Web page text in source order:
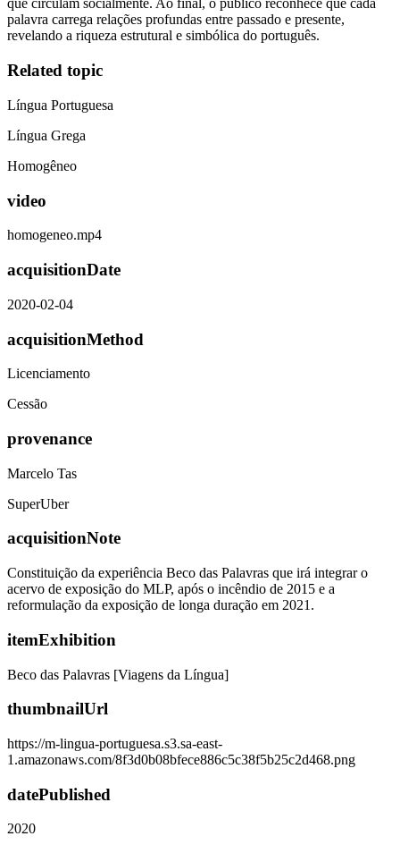
que circulam socialmente. Ao final, o público reconhece que cada
palavra carrega relações profundas entre passado e presente,
revelando a riqueza estrutural e simbólica do português.
Related topic
Língua Portuguesa
Língua Grega
Homogêneo
video
homogeneo.mp4
acquisitionDate
2020-02-04
acquisitionMethod
Licenciamento
Cessão
provenance
Marcelo Tas
SuperUber
acquisitionNote
Constituição da experiência Beco das Palavras que irá integrar o
acervo de exposição do MLP, após o incêndio de 2015 e a
reformulação da exposição de longa duração em 2021.
itemExhibition
Beco das Palavras [Viagens da Língua]
thumbnailUrl
https://m-lingua-portuguesa.s3.sa-east-
1.amazonaws.com/8f3d0b08bfece886c5c38f5b25c2d468.png
datePublished
2020